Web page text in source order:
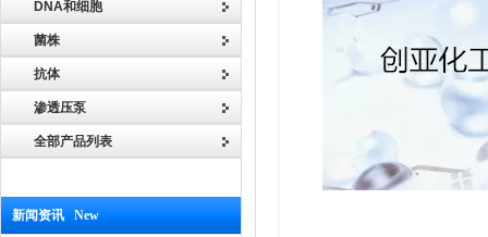
DNA和细胞
菌株
抗体
渗透压泵
全部产品列表
新闻资讯 New